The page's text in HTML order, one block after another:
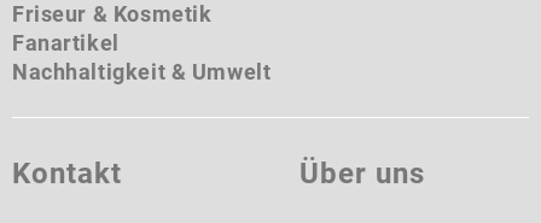
Friseur & Kosmetik
Fanartikel
Nachhaltigkeit & Umwelt
Kontakt Über uns